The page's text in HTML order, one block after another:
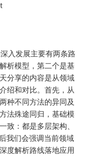
入发展主要有两条路
析模型，第二个是基
分享的内容是从领域
绍和对比。首先，从
种不同方法的异同及
法殊途同归，基础模
致：都是多层架构、
我们会强调当前领域
度解析路线落地应用